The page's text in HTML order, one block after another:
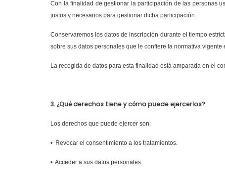
Con la finalidad de gestionar la participación de las personas
justos y necesarios para gestionar dicha participación
Conservaremos los datos de inscripción durante el tiempo
sobre sus datos personales que le confiere la normativa vigente
La recogida de datos para esta finalidad está amparada en el
3. ¿Qué derechos tiene y cómo puede ejercerlos?
Los derechos que puede ejercer son:
• Revocar el consentimiento a los tratamientos.
• Acceder a sus datos personales.